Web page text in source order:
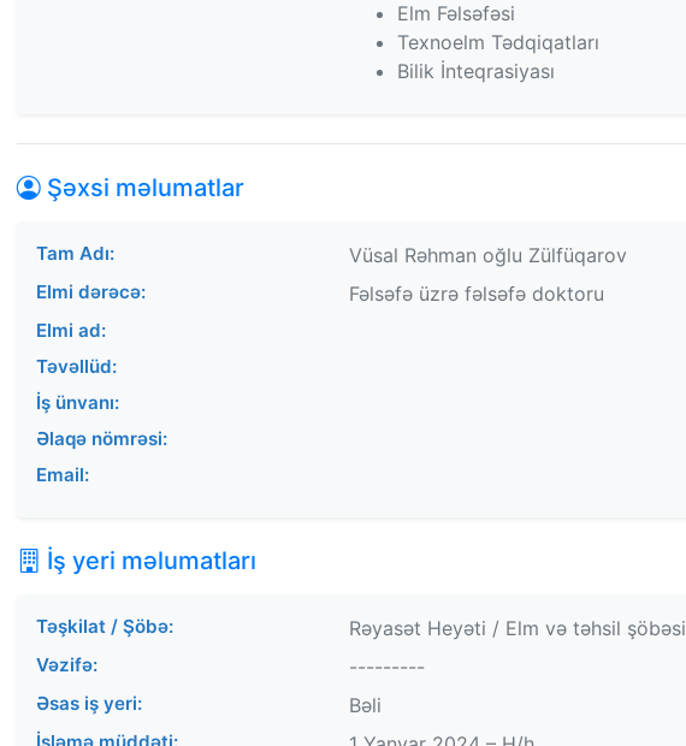
Elm Fəlsəfəsi
Texnoelm Tədqiqatları
Bilik İnteqrasiyası
Şəxsi məlumatlar
Tam Adı: Vüsal Rəhman oğlu Zülfüqarov
Elmi dərəcə: Fəlsəfə üzrə fəlsəfə doktoru
Elmi ad:
Təvəllüd:
İş ünvanı:
Əlaqə nömrəsi:
Email:
İş yeri məlumatları
Təşkilat / Şöbə: Rəyasət Heyəti / Elm və təhsil şöbəsi
Vəzifə: ---------
Əsas iş yeri: Bəli